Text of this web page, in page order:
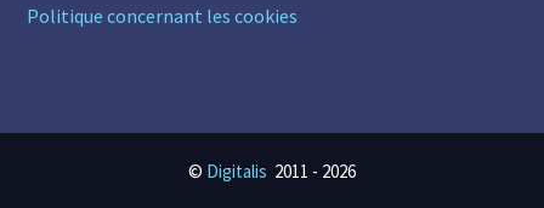
Politique concernant les cookies
© Digitalis 2011 - 2026